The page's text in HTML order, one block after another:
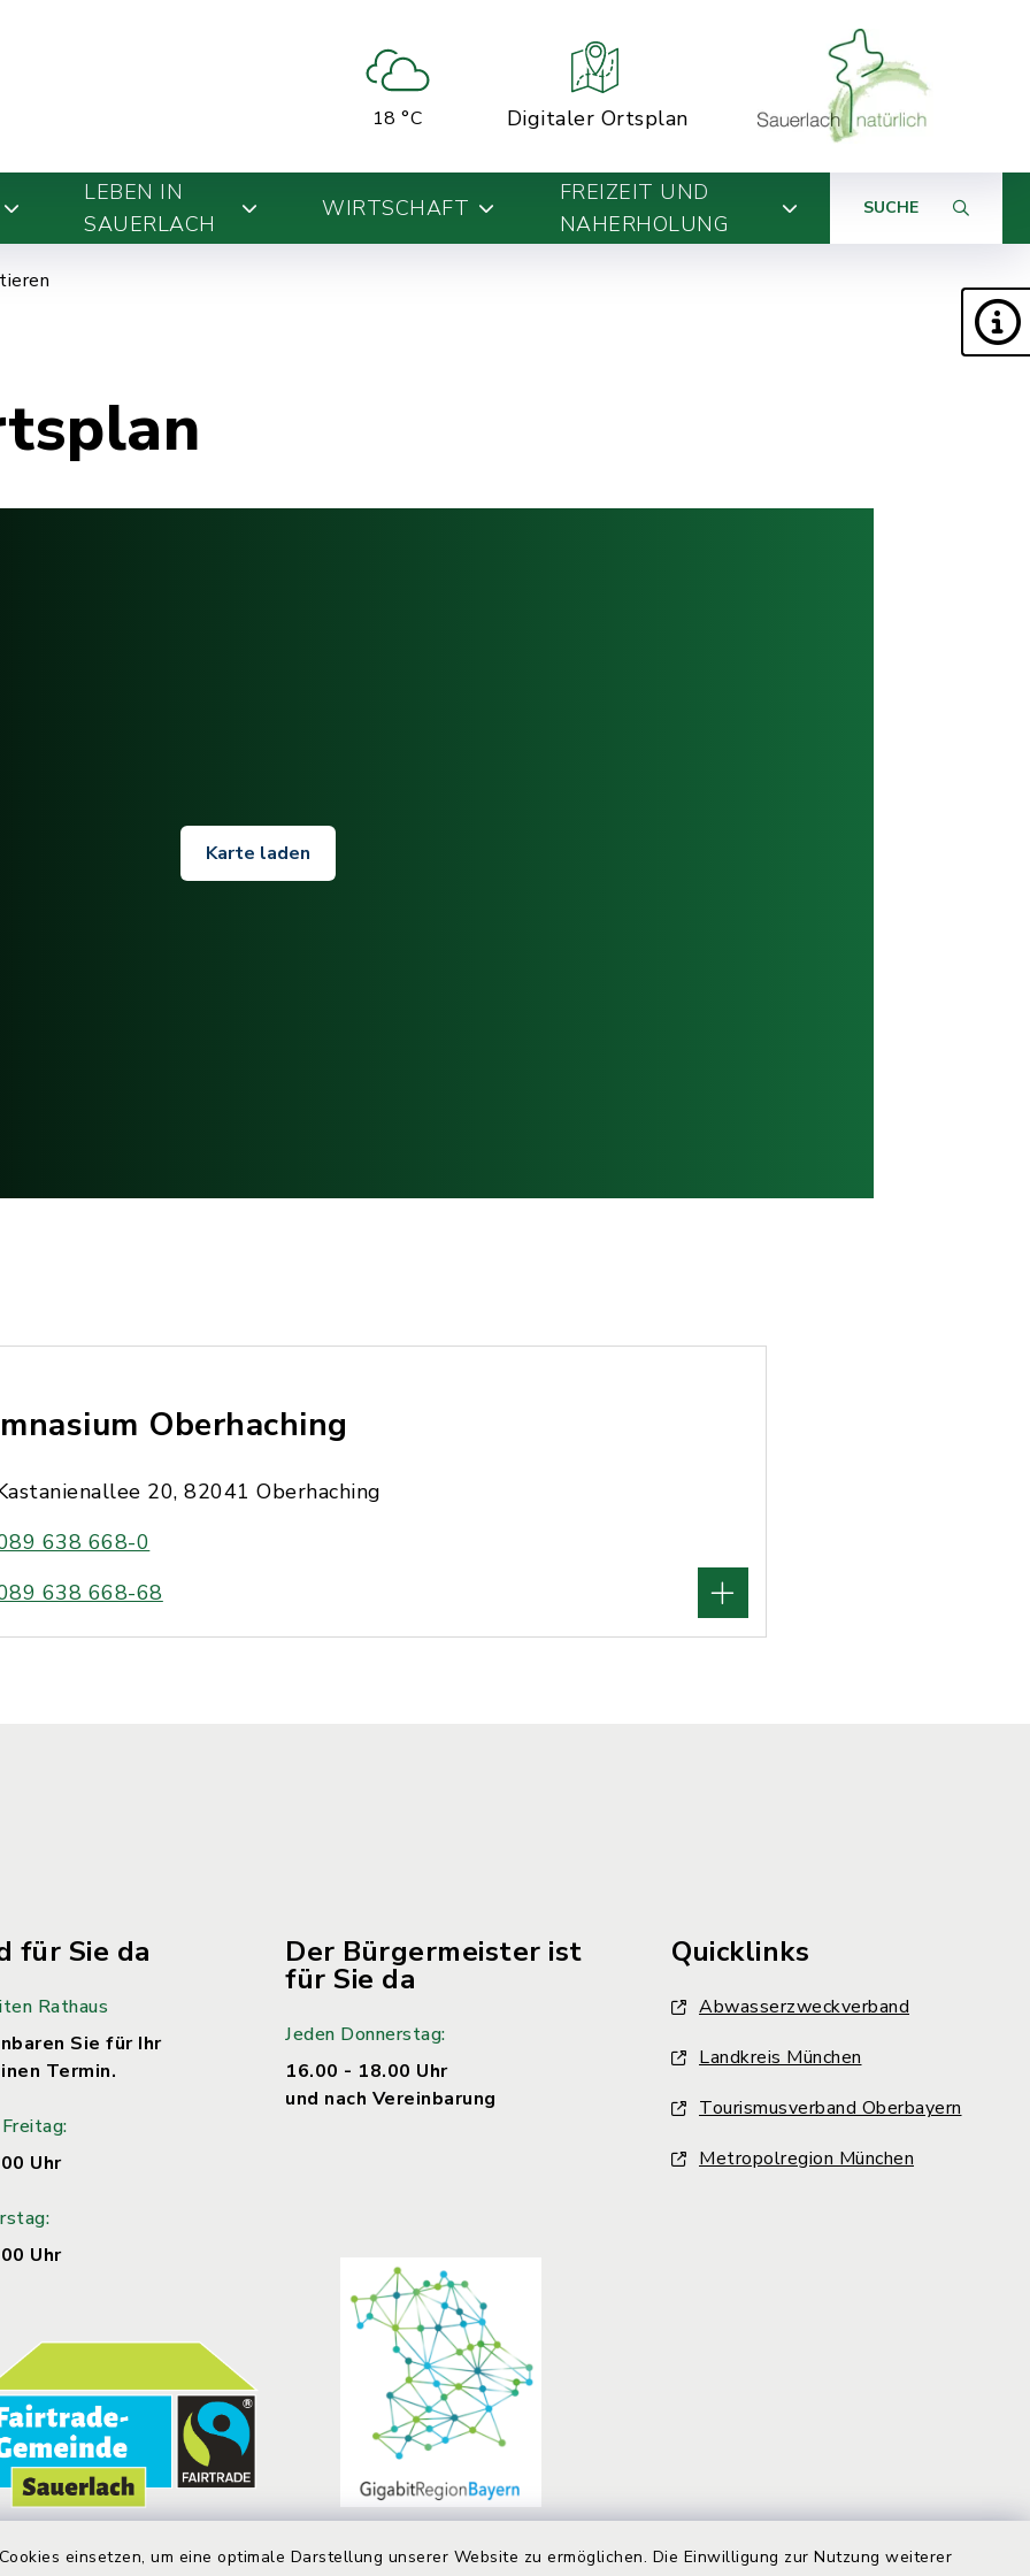
einsetzen, um eine optimale Darstellung unserer Website zu ermöglichen. Die Einwilligung zur Nutzung weiterer
18 °C Digitaler Ortsplan
LEBEN IN
SAUERLACH
WIRTSCHAFT
FREIZEIT UND
NAHERHOLUNG
SUCHE
Karte laden
Oberhaching
20, 82041 Oberhaching
638 668-0
638 668-68
für Sie da
Rathaus
Sie für Ihr
Termin.
Uhr
Uhr
Der Bürgermeister ist
für Sie da
Jeden Donnerstag:
16.00 - 18.00 Uhr
und nach Vereinbarung
Quicklinks
Abwasserzweckverband
Landkreis München
Tourismusverband Oberbayern
Metropolregion München